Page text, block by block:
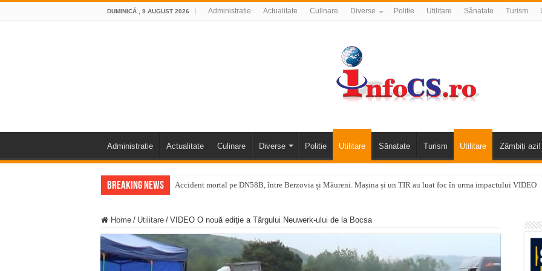
DUMINICĂ , 9 AUGUST 2026 Administratie Actualitate Culinare Diverse Politie Utilitare Sănatate Turism
Administratie Actualitate Culinare Diverse Politie Utilitare Sănatate Turism Utilitare Zâmbiți azi!
Breaking News Accident mortal pe DN58B, între Berzovia și Măureni. Mașina și un TIR au luat foc în urma impactului VIDEO
Furtuna și vijelia au lovit Valea Almăjului și zona Oravița – Cărbunari VIDEO
Întreruperi temporare ale furnizării apei potabile în Bocșa Română, în data de 6 august 2026
ANUNŢ OPRIRE ANUNŢ OPRIRE APĂ în ORAVIȚA – 05.08.2026 – avarie
Home / Utilitare / VIDEO O nouă ediţie a Târgului Neuwerk-ului de la Bocsa